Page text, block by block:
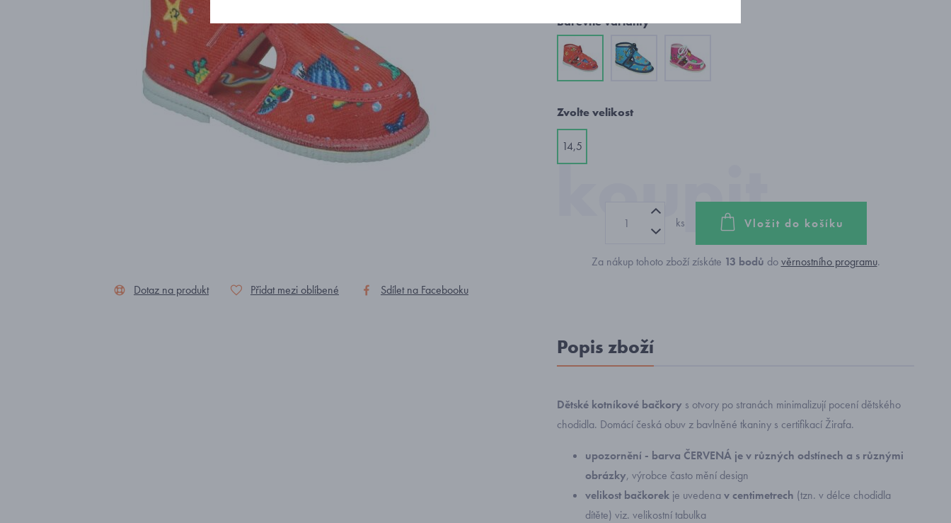
Dotaz na produkt Přidat mezi oblíbené Sdílet na Facebooku
Barevné varianty
Zvolte velikost
14,5
ks Vložit do košíku
Za nákup tohoto zboží získáte 13 bodů dověrnostního programu.
Popis zboží
Dětské kotníkové bačkory s otvory po stranách minimalizují pocení dětského
chodidla. Domácí česká obuv z bavlněné tkaniny s certifikací Žirafa.
upozornění - barva ČERVENÁ je v různých odstínech a s různými
obrázky, výrobce často mění design
velikost bačkorek je uvedena v centimetrech (tzn. v délce chodidla
dítěte) viz. velikostní tabulka